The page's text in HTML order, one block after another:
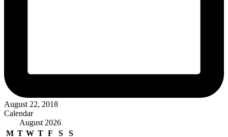
August 22, 2018
Calendar
August 2026
M T W T F S
S